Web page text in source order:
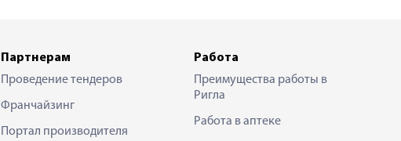
Партнерам
Проведение тендеров
Франчайзинг
Портал производителя
Работа
Преимущества работы в
Ригла
Работа в аптеке